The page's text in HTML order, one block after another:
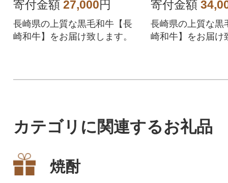
市)全3回
寄付金額 27,000円
長崎県の上質な黒毛和牛【長
崎和牛】をお届け致します。
寄付金額
長崎県の上質な黒
崎和牛】をお届け
カテゴリに関連するお礼品
焼酎